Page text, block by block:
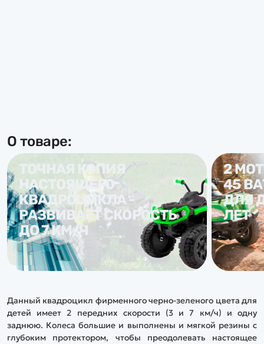
О товаре:
ТОЧНАЯ КОПИЯ
НАСТОЯЩЕГО
КВАДРОЦИКЛА -
РАЗВИВАЕТ СКОРОСТЬ
ДО 7 КМ/Ч
2
45
ДЛЯ
ЛЕТ
Данный квадроцикл фирменного черно-зеленого цвета для
детей имеет 2 передних скорости (3 и 7 км/ч) и одну
заднюю. Колеса большие и выполнены и мягкой резины с
глубоким протектором, чтобы преодолевать настоящее